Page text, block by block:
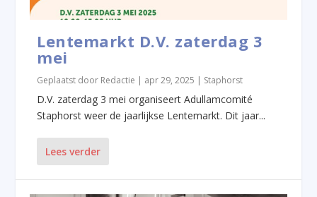
Lentemarkt D.V. zaterdag 3
mei
Geplaatst door Redactie | apr 29, 2025 | Staphorst
D.V. zaterdag 3 mei organiseert Adullamcomité
Staphorst weer de jaarlijkse Lentemarkt. Dit jaar...
Lees verder